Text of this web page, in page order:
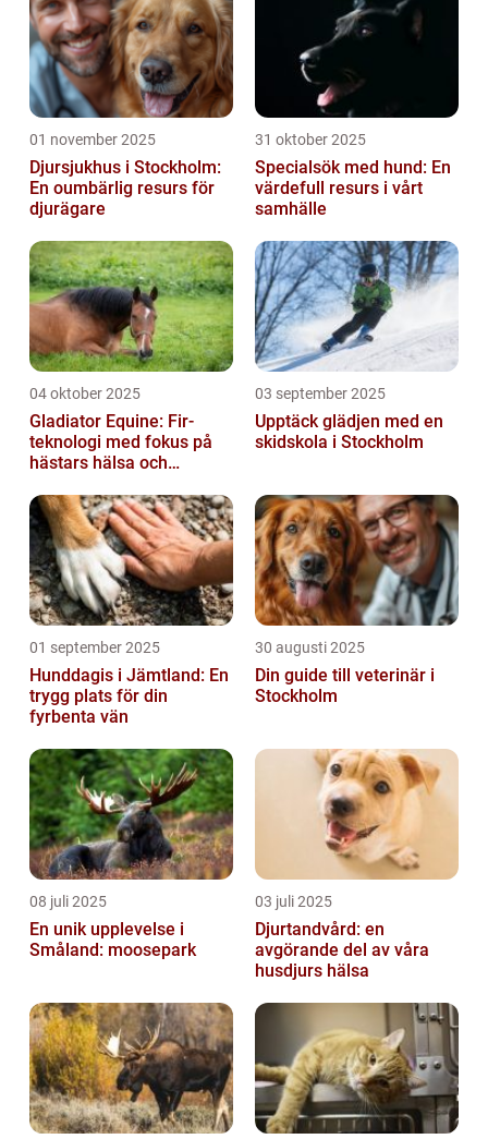
01 november 2025
Djursjukhus i Stockholm:
En oumbärlig resurs för
djurägare
31 oktober 2025
Specialsök med hund: En
värdefull resurs i vårt
samhälle
04 oktober 2025
Gladiator Equine: Fir-
teknologi med fokus på
hästars hälsa och
03 september 2025
Upptäck glädjen med en
skidskola i Stockholm
01 september 2025
Hunddagis i Jämtland: En
trygg plats för din
fyrbenta vän
30 augusti 2025
Din guide till veterinär i
Stockholm
08 juli 2025
En unik upplevelse i
Småland: moosepark
03 juli 2025
Djurtandvård: en
avgörande del av våra
husdjurs hälsa